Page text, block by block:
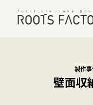
製作
壁面収